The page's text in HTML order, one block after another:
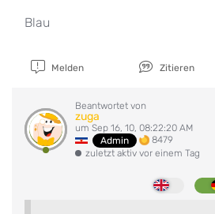
Blau
Melden Zitieren
Beantwortet von
zuga
um Sep 16, 10, 08:22:20 AM
Admin
8479
zuletzt aktiv vor einem Tag